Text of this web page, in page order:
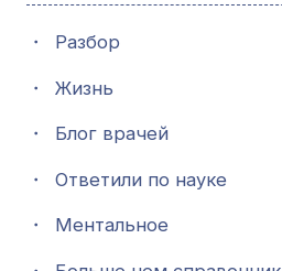
・ Разбор
・ Жизнь
・ Блог врачей
・ Ответили по науке
・ Ментальное